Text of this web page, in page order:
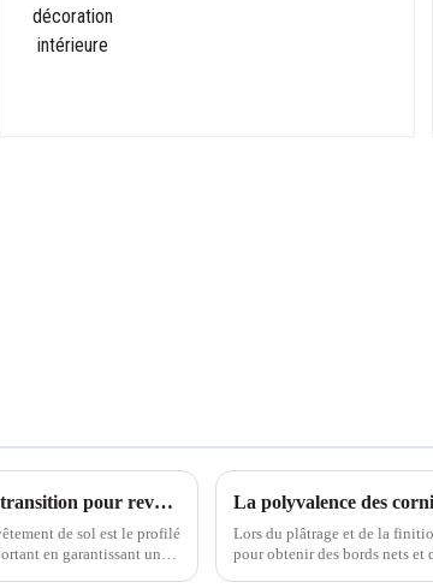
Comprendre l'importance des profils de bandes de transition pour revêtements de sol en PVC Leguwe
de sol est le profilé
en garantissant un
La polyvalence des
Lors du plâtrage et de la
pour obtenir des bords nets et